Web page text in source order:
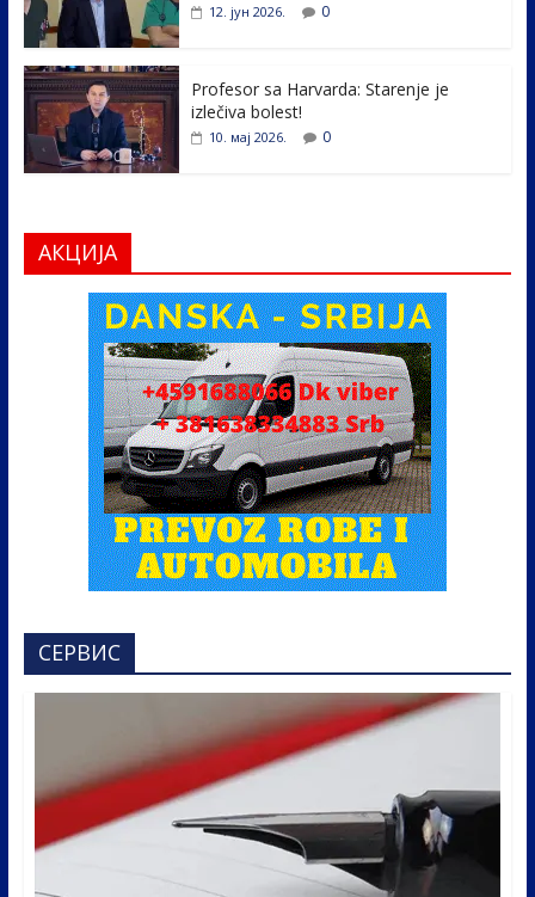
12. јун 2026. 0
Profesor sa Harvarda: Starenje je
izlečiva bolest!
10. мај 2026. 0
АКЦИЈА
СЕРВИС